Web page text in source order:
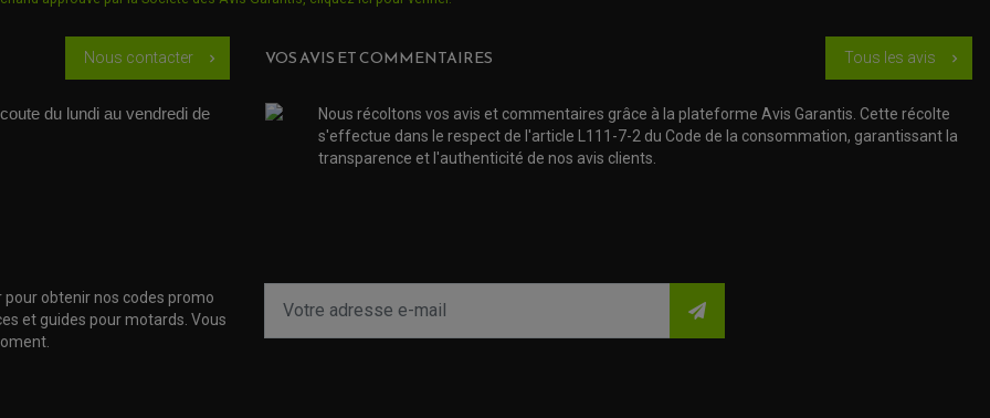
trop courts pour arrière gauche africa twin).
Nous contacter chevron_right
du lundi au vendredi de
VOS AVIS ET COMMENTAIRES Tous les avis chevron_right
Nous récoltons vos avis et commentaires grâce à la plateforme Avis Garantis. Cette récolte
s'effectue dans le respect de l'article L111-7-2 du Code de la consommation, garantissant la
transparence et l'authenticité de nos avis clients.
obtenir nos codes promo
et guides pour motards. Vous